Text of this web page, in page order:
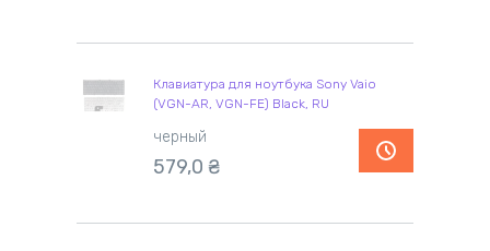
Клавиатура для ноутбука Sony Vaio
(VGN-AR, VGN-FE) Black, RU
черный
579,0 ₴